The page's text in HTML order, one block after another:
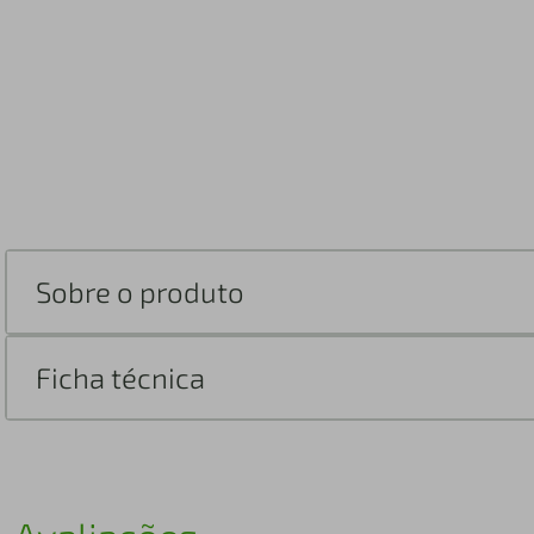
Sobre o produto
Ficha técnica